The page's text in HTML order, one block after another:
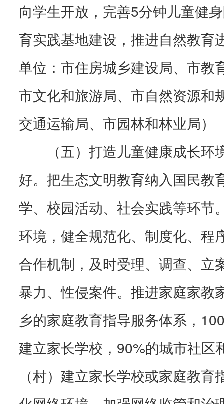
向学生开放，完善5分钟儿童健
育实践基地建设，推进自然教育
单位：市住房城乡建设局、市教
市文化和旅游局、市自然资源和
交通运输局、市园林和林业局）
（五）打造儿童健康成长
好。把生态文明教育纳入国民教
学、校园活动、社会实践等环节
环境，健全规范化、制度化、程
合作机制，及时受理、调查、立
暴力、性侵案件。推进家庭家教
乡的家庭教育指导服务体系，
建立家长学校，90%的城市社区
（村）建立家长学校或家庭教